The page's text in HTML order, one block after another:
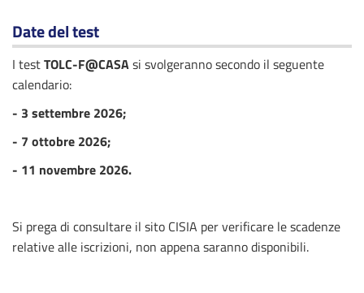
Date del test
I testTOLC-F@CASAsi svolgeranno secondo il seguente
calendario:
- 3 settembre 2026;
- 7 ottobre 2026;
- 11 novembre 2026.
Si prega di consultare il sito CISIA per verificare le scadenze
relative alle iscrizioni, non appena saranno disponibili.